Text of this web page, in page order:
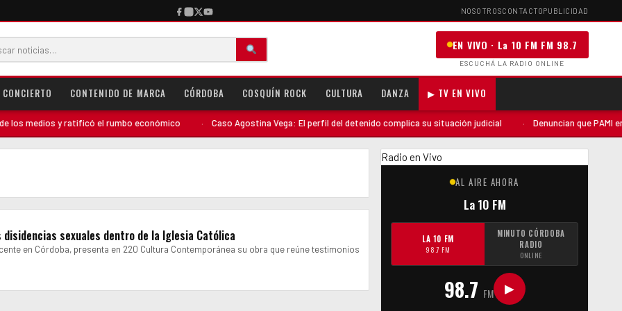
NOSOTROSCONTACTOPUBLICIDAD
EN VIVO · La 10 FM FM 98.7
ESCUCHÁ LA RADIO ONLINE
CONCIERTO CONTENIDO DE MARCA CÓRDOBA COSQUÍN ROCK CULTURA DANZA ▶ TV EN VIVO
medios y ratificó el rumbo económico Caso Agostina Vega: El perfil del detenido complica su situación judicial Denuncian que PAMI
sexuales dentro de la Iglesia Católica
en Córdoba, presenta en 220 Cultura Contemporánea su obra que reúne testimonios
Radio en Vivo
AL AIRE AHORA
La 10 FM
LA 10 FM
98.7 FM
MINUTO CÓRDOBA
RADIO
ONLINE
98.7 FM ▶